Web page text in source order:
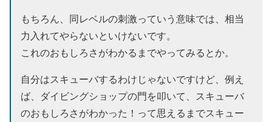
もちろん、同レベルの刺激っていう意味では、相当
力入れてやらないといけないです。
これのおもしろさがわかるまでやってみるとか。
自分はスキューバするわけじゃないですけど、例え
ば、ダイビングショップの門を叩いて、スキューバ
のおもしろさがわかった！って思えるまでスキュー